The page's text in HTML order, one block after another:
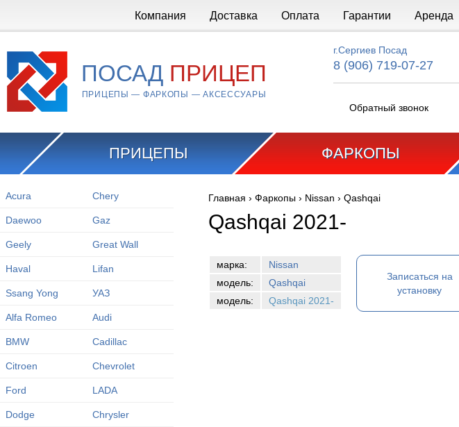
Компания Доставка Оплата Гарантии Аренда
ПОСАД ПРИЦЕП
ПРИЦЕПЫ — ФАРКОПЫ — АКСЕССУАРЫ
г.Сергиев Посад
8 (906) 719-07-27
Обратный звонок
ПРИЦЕПЫ ФАРКОПЫ
Acura Chery
Daewoo Gaz
Geely Great Wall
Haval Lifan
Ssang Yong УАЗ
Alfa Romeo Audi
BMW Cadillac
Citroen Chevrolet
Ford LADA
Dodge Chrysler
Вы здесь
Главная › Фаркопы › Nissan › Qashqai
Qashqai 2021-
марка:
Nissan
модель:
Qashqai
модель:
Qashqai 2021-
Записаться на
установку